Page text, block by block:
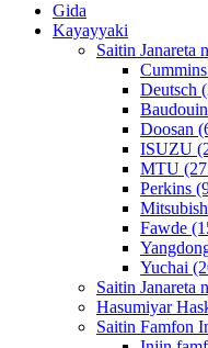
Gida
Kayayyaki
Saitin Janareta
Deutsch
Doosan
ISUZU
MTU
Perkins
Fawde
Yuchai
Saitin Janareta
Hasumiyar
Saitin Famfon